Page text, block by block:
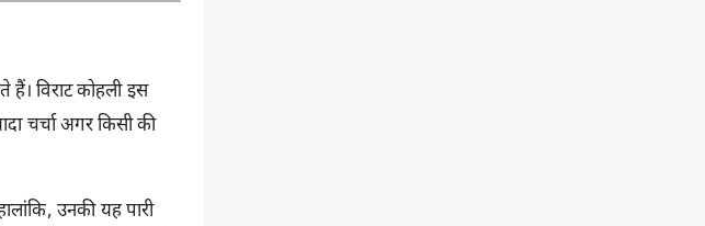
विराट कोहली इस
चर्चा अगर किसी की
उनकी यह पारी